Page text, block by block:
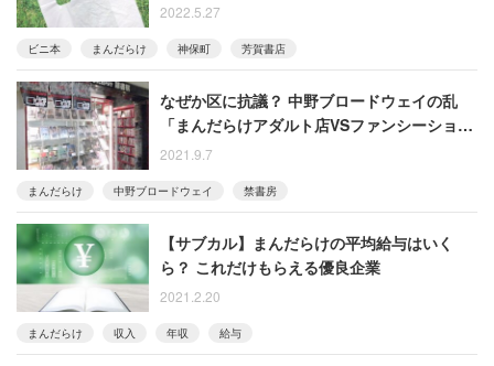
2022.5.27
ビニ本 まんだらけ 神保町 芳賀書店
なぜか区に抗議？ 中野ブロードウェイの乱
「まんだらけアダルト店VSファンシーショッ
プ」と、いつもの外野の泥仕合
2021.9.7
まんだらけ 中野ブロードウェイ 禁書房
【サブカル】まんだらけの平均給与はいく
ら？ これだけもらえる優良企業
2021.2.20
まんだらけ 収入 年収 給与